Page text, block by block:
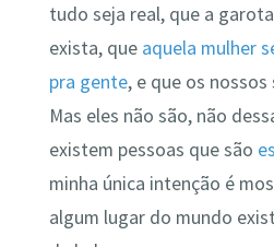
tudo seja real, que a
exista, que aquela mulher
pra gente, e que os
Mas eles não são, não
existem pessoas que são
minha única intenção é
algum lugar do mundo